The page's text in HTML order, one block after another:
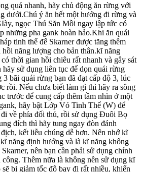
quá nhanh, hãy chủ động ăn rừng với
dưới.Chú ý ăn hết một hướng đi rừng và
ngọc Thú Săn Mồi ngay lập tức có
những pha gank hoàn hảo.Khi ăn quái
tinh thể để Skarner được tăng thêm
năng lượng cho bản thân.kĩ năng
thời gian hồi chiêu rất nhanh và gây sát
sử dụng liên tục để dọn quái rừng
bãi quái rừng bạn đã đạt cấp độ 3, lúc
rồi. Nếu chưa biết làm gì thì hãy ra sông
trước để cung cấp thêm tầm nhìn ở một
hãy bật Lớp Vỏ Tinh Thể (W) để
về phía đối thủ, rồi sử dụng Đuôi Bọ
đích thì hãy tung ngay đòn đánh
kết liễu chúng dễ hơn. Nên nhớ kĩ
năng định hướng và là kĩ năng khống
nên bạn cần phải sử dụng chính
công. Thêm nữa là không nên sử dụng kĩ
bị giảm tốc độ bay đi rất nhiều, khiến